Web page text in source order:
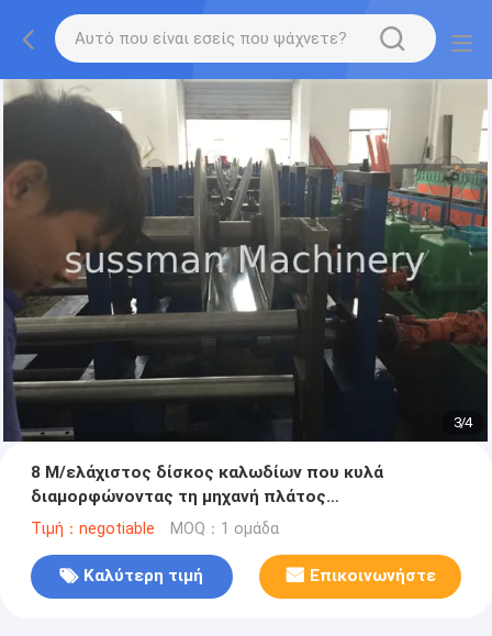
3/4
8 Μ/ελάχιστος δίσκος καλωδίων που κυλά
διαμορφώνοντας τη μηχανή πλάτος
σχεδιαγράμματος 80 - 600mm περίπου 20 τόνοι
Τιμή：negotiable MOQ：1 ομάδα
Καλύτερη τιμή Επικοινωνήστε